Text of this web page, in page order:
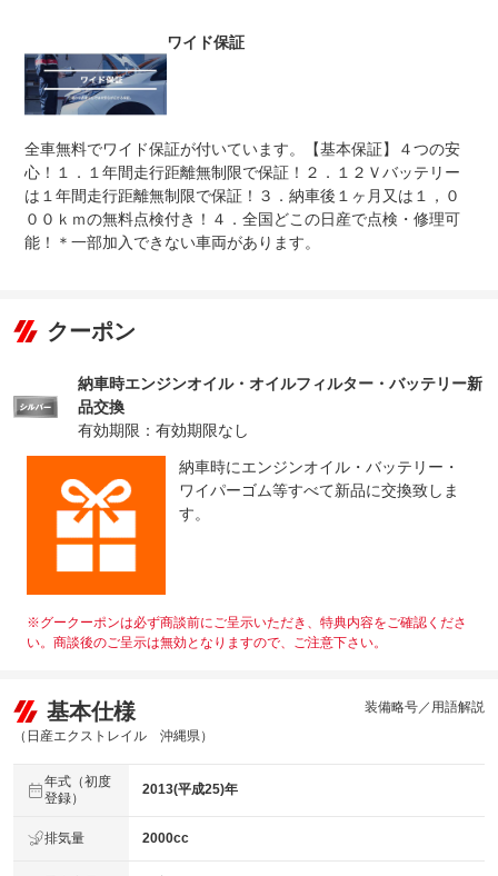
ワイド保証
全車無料でワイド保証が付いています。【基本保証】４つの安
心！１．１年間走行距離無制限で保証！２．１２Ｖバッテリー
は１年間走行距離無制限で保証！３．納車後１ヶ月又は１，０
００ｋｍの無料点検付き！４．全国どこの日産で点検・修理可
能！＊一部加入できない車両があります。
クーポン
納車時エンジンオイル・オイルフィルター・バッテリー新
品交換
有効期限：有効期限なし
納車時にエンジンオイル・バッテリー・
ワイパーゴム等すべて新品に交換致しま
す。
※グークーポンは必ず商談前にご呈示いただき、特典内容をご確認くださ
い。商談後のご呈示は無効となりますので、ご注意下さい。
基本仕様
（日産エクストレイル 沖縄県）
装備略号／用語解説
年式（初度
登録）
2013(平成25)年
排気量 2000cc